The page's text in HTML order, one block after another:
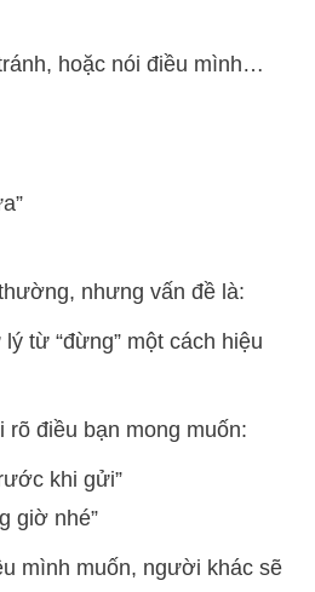
hoặc nói điều mình…
nhưng vấn đề là:
từ “đừng” một cách hiệu
rõ điều bạn mong muốn:
khi gửi”
giờ nhé”
mình muốn, người khác sẽ